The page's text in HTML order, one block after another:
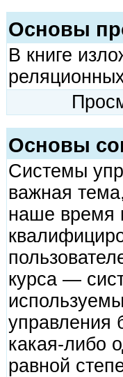
Основы
В книге
Основы
Системы
важная
наше время
курса —
управления
какая-либо
равной